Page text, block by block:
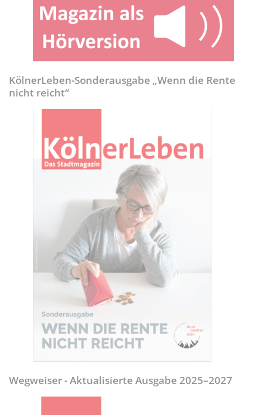
KölnerLeben-Sonderausgabe „Wenn die Rente
nicht reicht“
Wegweiser - Aktualisierte Ausgabe 2025–2027